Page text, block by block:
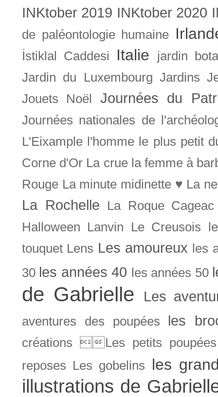
INKtober 2019 INKtober 2020
de paléontologie humaine
İstiklal Caddesi Italie
jardin
Jardin du Luxembourg Jardins
Jouets Noël
Journées du
Journées nationales de
L'Eixample l'homme le plus petit
Corne d'Or La crue la femme à
Rouge La minute midinette ♥ La
La Rochelle
La Roque Cageac
Halloween
Lanvin Le Creusois
touquet Lens Les amoureux
les
30 les années 40 les années 50
de Gabrielle Les
aventures des poupées les
créations Les petits
reposes Les gobelins les
illustrations de